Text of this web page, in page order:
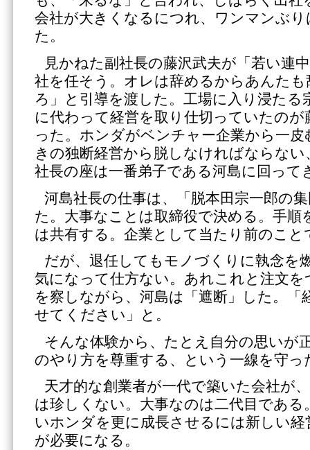
会社が大きくなるにつれ、ワンマンぶ
た。
見かねた副社長の藤沢武夫が「若い連
社を任そう。オレは辞めるからあんたも
ろ」と引導を渡した。工場に入り浸たる
に代わって経営を取り仕切っていたのが
った。ホンダがベンチャー企業から一
きの独断経営から脱しなければならな
社長の座は一番弟子である河島に回って
河島社長の仕事は、「脱本田宗一郎の
た。大事なことは取締役で決める。手順
は共有する。企業として当たり前のこと
だが、退任してもモノづくりに執念を
気になって仕方ない。あれこれと注文
を察しながら、河島は「遮断」した。「
せてください」と。
そんな体験から、たとえ自分の思いが
のやり方を尊重する、という一線を守っ
天才的な創業者が一代で築いた会社が
は珍しくない。大事なのは二代目である
いホンダを更に成長させるには新しい経
が必要になる。